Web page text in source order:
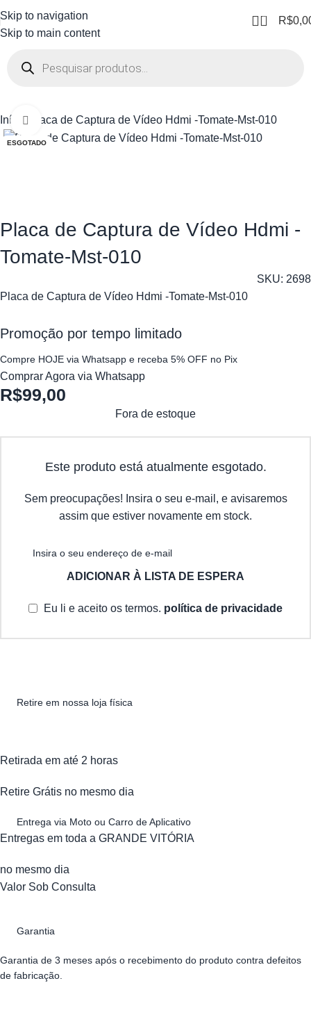
Skip to navigation
Skip to main content
0 R$
Início Placa de Captura de Vídeo Hdmi -Tomate-Mst-010
ESGOTADO
Clique para ampliar
Placa de Captura de Vídeo Hdmi -
Tomate-Mst-010
SKU: 2698
Placa de Captura de Vídeo Hdmi -Tomate-Mst-010
Promoção por tempo limitado
Compre HOJE via Whatsapp e receba 5% OFF no Pix
Comprar Agora via Whatsapp
R$99,00
Fora de estoque
Este produto está atualmente esgotado.
Sem preocupações! Insira o seu e-mail, e avisaremos
assim que estiver novamente em stock.
ADICIONAR À LISTA DE ESPERA
Eu li e aceito os termos. política de privacidade
Retire em nossa loja física
Retirada em até 2 horas
Retire Grátis no mesmo dia
Entrega via Moto ou Carro de Aplicativo
Entregas em toda a GRANDE VITÓRIA
no mesmo dia
Valor Sob Consulta
Garantia
Garantia de 3 meses após o recebimento do produto contra defeitos
de fabricação.